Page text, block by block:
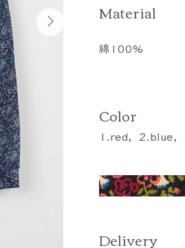
​Material
綿100%
Color
1.red，2.blue，
​Delivery